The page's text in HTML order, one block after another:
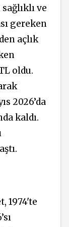
ve
gereken
açlık
oldu.
2026’da
kaldı.
1974'te